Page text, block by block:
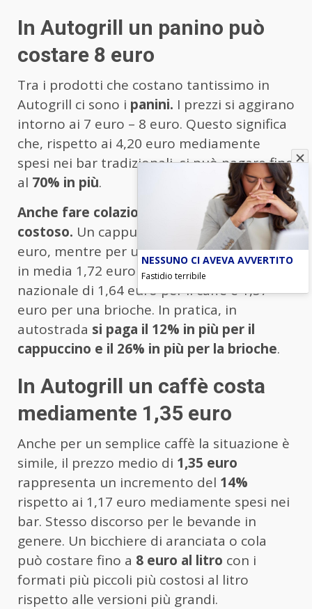
In Autogrill un panino può
costare 8 euro
Tra i prodotti che costano tantissimo in
Autogrill ci sono i panini. I prezzi si aggirano
intorno ai 7 euro – 8 euro. Questo significa
che, rispetto ai 4,20 euro mediamente
spesi nei bar tradizionali, si può pagare fino
al 70% in più.
Anche fare colazione è decisamente
costoso. Un cappuccino costa circa 1,84
euro, mentre per una brioche si spendono
in media 1,72 euro contro una media
nazionale di 1,64 euro per il caffè e 1,57
euro per una brioche. In pratica, in
autostrada si paga il 12% in più per il
cappuccino e il 26% in più per la brioche.
In Autogrill un caffè costa
mediamente 1,35 euro
Anche per un semplice caffè la situazione è
simile, il prezzo medio di 1,35 euro
rappresenta un incremento del 14%
rispetto ai 1,17 euro mediamente spesi nei
bar. Stesso discorso per le bevande in
genere. Un bicchiere di aranciata o cola
può costare fino a 8 euro al litro con i
formati più piccoli più costosi al litro
rispetto alle versioni più grandi.
NESSUNO CI AVEVA AVVERTITO
Fastidio terribile